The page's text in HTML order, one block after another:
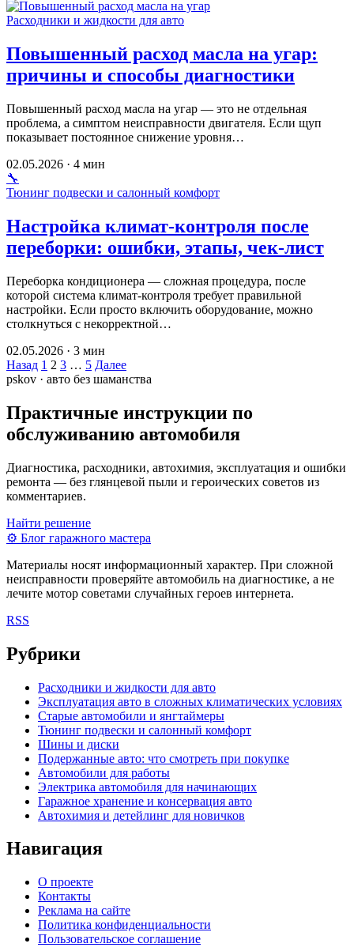
Расходники и жидкости для авто
Повышенный расход масла на угар:
причины и способы диагностики
Повышенный расход масла на угар — это не отдельная
проблема, а симптом неисправности двигателя. Если щуп
показывает постоянное снижение уровня…
02.05.2026 · 4 мин
🔧
Тюнинг подвески и салонный комфорт
Настройка климат-контроля после
переборки: ошибки, этапы, чек-лист
Переборка кондиционера — сложная процедура, после
которой система климат-контроля требует правильной
настройки. Если просто включить оборудование, можно
столкнуться с некорректной…
02.05.2026 · 3 мин
Пагинация
записей
Назад 1 2 3 … 5 Далее
pskov · авто без шаманства
Практичные инструкции по
обслуживанию автомобиля
Диагностика, расходники, автохимия, эксплуатация и ошибки
ремонта — без глянцевой пыли и героических советов из
комментариев.
Найти решение
⚙ Блог гаражного мастера
Материалы носят информационный характер. При сложной
неисправности проверяйте автомобиль на диагностике, а не
лечите мотор советами случайных героев интернета.
RSS
Рубрики
Расходники и жидкости для авто
Эксплуатация авто в сложных климатических условиях
Старые автомобили и янгтаймеры
Тюнинг подвески и салонный комфорт
Шины и диски
Подержанные авто: что смотреть при покупке
Автомобили для работы
Электрика автомобиля для начинающих
Гаражное хранение и консервация авто
Автохимия и детейлинг для новичков
Навигация
О проекте
Контакты
Реклама на сайте
Политика конфиденциальности
Пользовательское соглашение